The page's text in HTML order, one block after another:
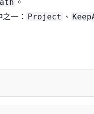
。
一： Project 、